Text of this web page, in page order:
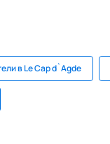
в Le Cap d`Agde